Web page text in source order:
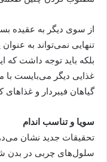
از سوی دیگر به عقیده
تنهایی نمی‌تواند به
بلکه باید توجه داشت که
غذایی دیگر می‌بایست با
گیاهان فیبردار و
سویا و تناسب اندام
تحقیقات جدید نشان
سلول‌های چربی در بدن